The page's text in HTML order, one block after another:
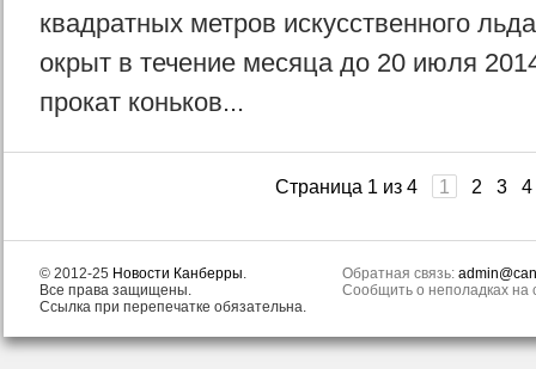
квадратных метров искусственного
окрыт в течение месяца до 20 июля
прокат коньков...
Страница 1 из 4 1 2 3 4
© 2012-25 Новости Канберры.
Все права защищены.
Ссылка при перепечатке обязательна.
Обратная связь:
Сообщить о неполадках на